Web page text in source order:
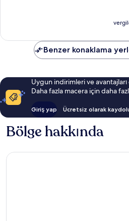
Benzer konaklama
Uygun indirimleri ve
Daha fazla macera için daha
Giriş yap Ücretsiz olarak
Bölge hakkında